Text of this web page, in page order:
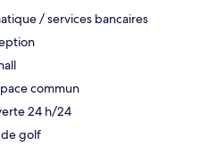
/ services bancaires
commun
24 h/24
golf